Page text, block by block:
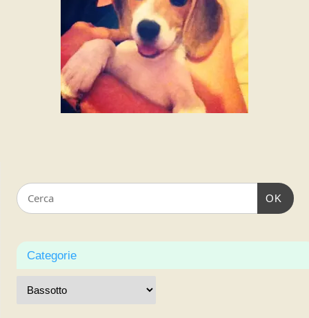
OK
Categorie